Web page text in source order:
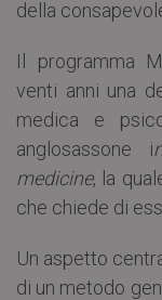
della
Il programma
venti anni una
medica e
anglosassone i
medicine, la
che chiede di
Un aspetto
di un metodo